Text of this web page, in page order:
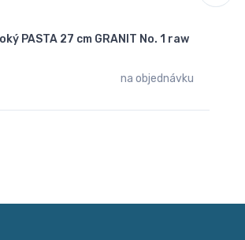
PASTA 27 cm GRANIT No. 1 raw
na objednávku